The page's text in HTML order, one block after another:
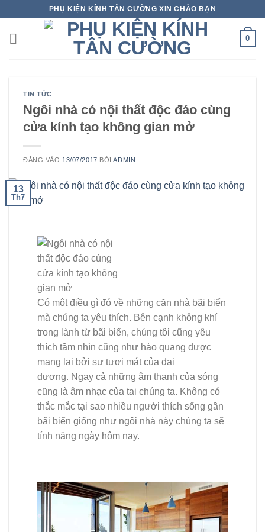
nội
PHỤ KIỆN KÍNH TÂN CƯỜNG XIN CHÀO BẠN
0
TIN TỨC
Ngôi nhà có nội thất độc đáo cùng
cửa kính tạo không gian mở
ĐĂNG VÀO 13/07/2017 BỞIADMIN
13
Th7
Có một điều gì đó về những căn nhà bãi biển
mà chúng ta yêu thích. Bên cạnh không khí
trong lành từ bãi biển, chúng tôi cũng yêu
thích tầm nhìn cũng như hào quang được
mang lại bởi sự tươi mát của đại
dương. Ngay cả những âm thanh của sóng
cũng là âm nhạc của tai chúng ta. Không có
thắc mắc tại sao nhiều người thích sống gần
bãi biển giống như ngôi nhà này chúng ta sẽ
tính năng ngày hôm nay.